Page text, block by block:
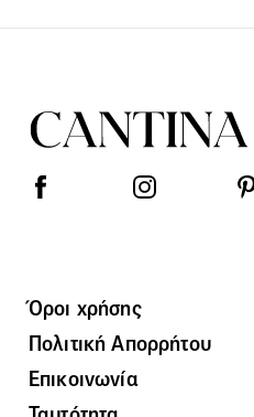
Όροι χρήσης
Πολιτική Απορρήτου
Επικοινωνία